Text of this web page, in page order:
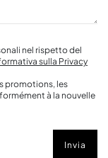
nel rispetto del
sulla Privacy
promotions, les
à la nouvelle
Invia